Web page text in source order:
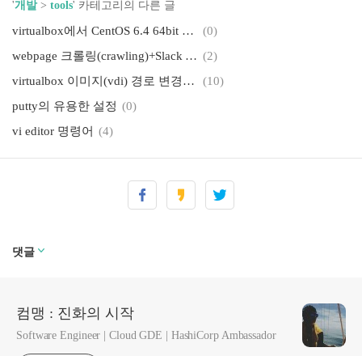
'개발> tools' 카테고리의 다른 글
virtualbox에서 CentOS 6.4 64bit 복제 시 인터페이스 문제 해결
(0)
webpage 크롤링(crawling)+Slack API (2)
virtualbox 이미지(vdi) 경로 변경시에 발생하는 오류 수정
(10)
putty의 유용한 설정 (0)
vi editor 명령어 (4)
댓글
컴맹 : 진화의 시작
Software Engineer | Cloud GDE | HashiCorp Ambassador